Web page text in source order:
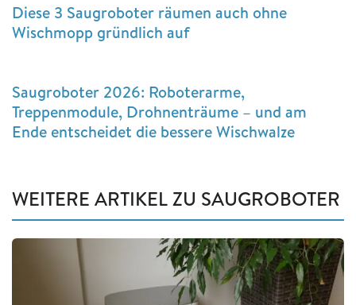
Diese 3 Saugroboter räumen auch ohne
Wischmopp gründlich auf
Saugroboter 2026: Roboterarme,
Treppenmodule, Drohnenträume – und am
Ende entscheidet die bessere Wischwalze
WEITERE ARTIKEL ZU SAUGROBOTER